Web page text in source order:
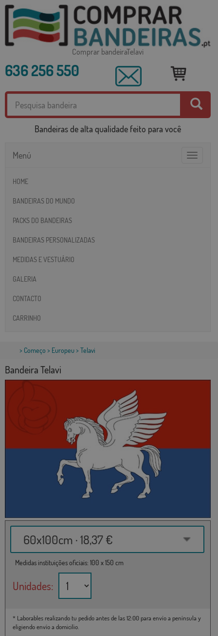
Comprar bandeiraTelavi
636 256 550
Bandeiras de alta qualidade feito para você
Toggle
Menú
HOME
BANDEIRAS DO MUNDO
PACKS DO BANDEIRAS
BANDEIRAS PERSONALIZADAS
MEDIDAS E VESTUÁRIO
GALERIA
CONTACTO
CARRINHO
> Começo > Europeu> Telavi
Bandeira Telavi
60x100cm · 18,37 €
Medidas instituições oficiais: 100 x 150 cm
Unidades:
* Laborables realizando tu pedido antes de las 12:00 para envío a península y
eligiendo envío a domicilio.